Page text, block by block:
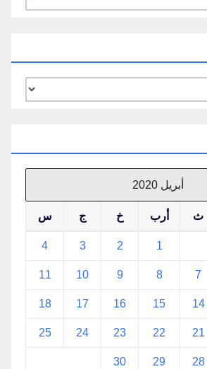
أبريل 2020
ث أرب خ ج س
1
2
3
4
7
8
9
10
11
14
15
16
17
18
21
22
23
24
25
28
29
30